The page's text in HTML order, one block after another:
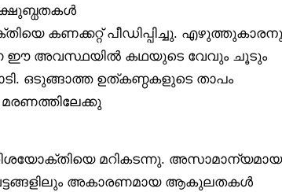
കണക്കറ്റ് പീഡിപ്പിച്ചു.
ഈ അവസ്ഥയിൽ കഥയുടെ വേവും ചൂടും
ഒടുങ്ങാത്ത ഉത്കണ്ഠകളുടെ താപം
മറികടന്നു. അസാമാന്യമായ
അകാരണമായ ആകുലതകൾ